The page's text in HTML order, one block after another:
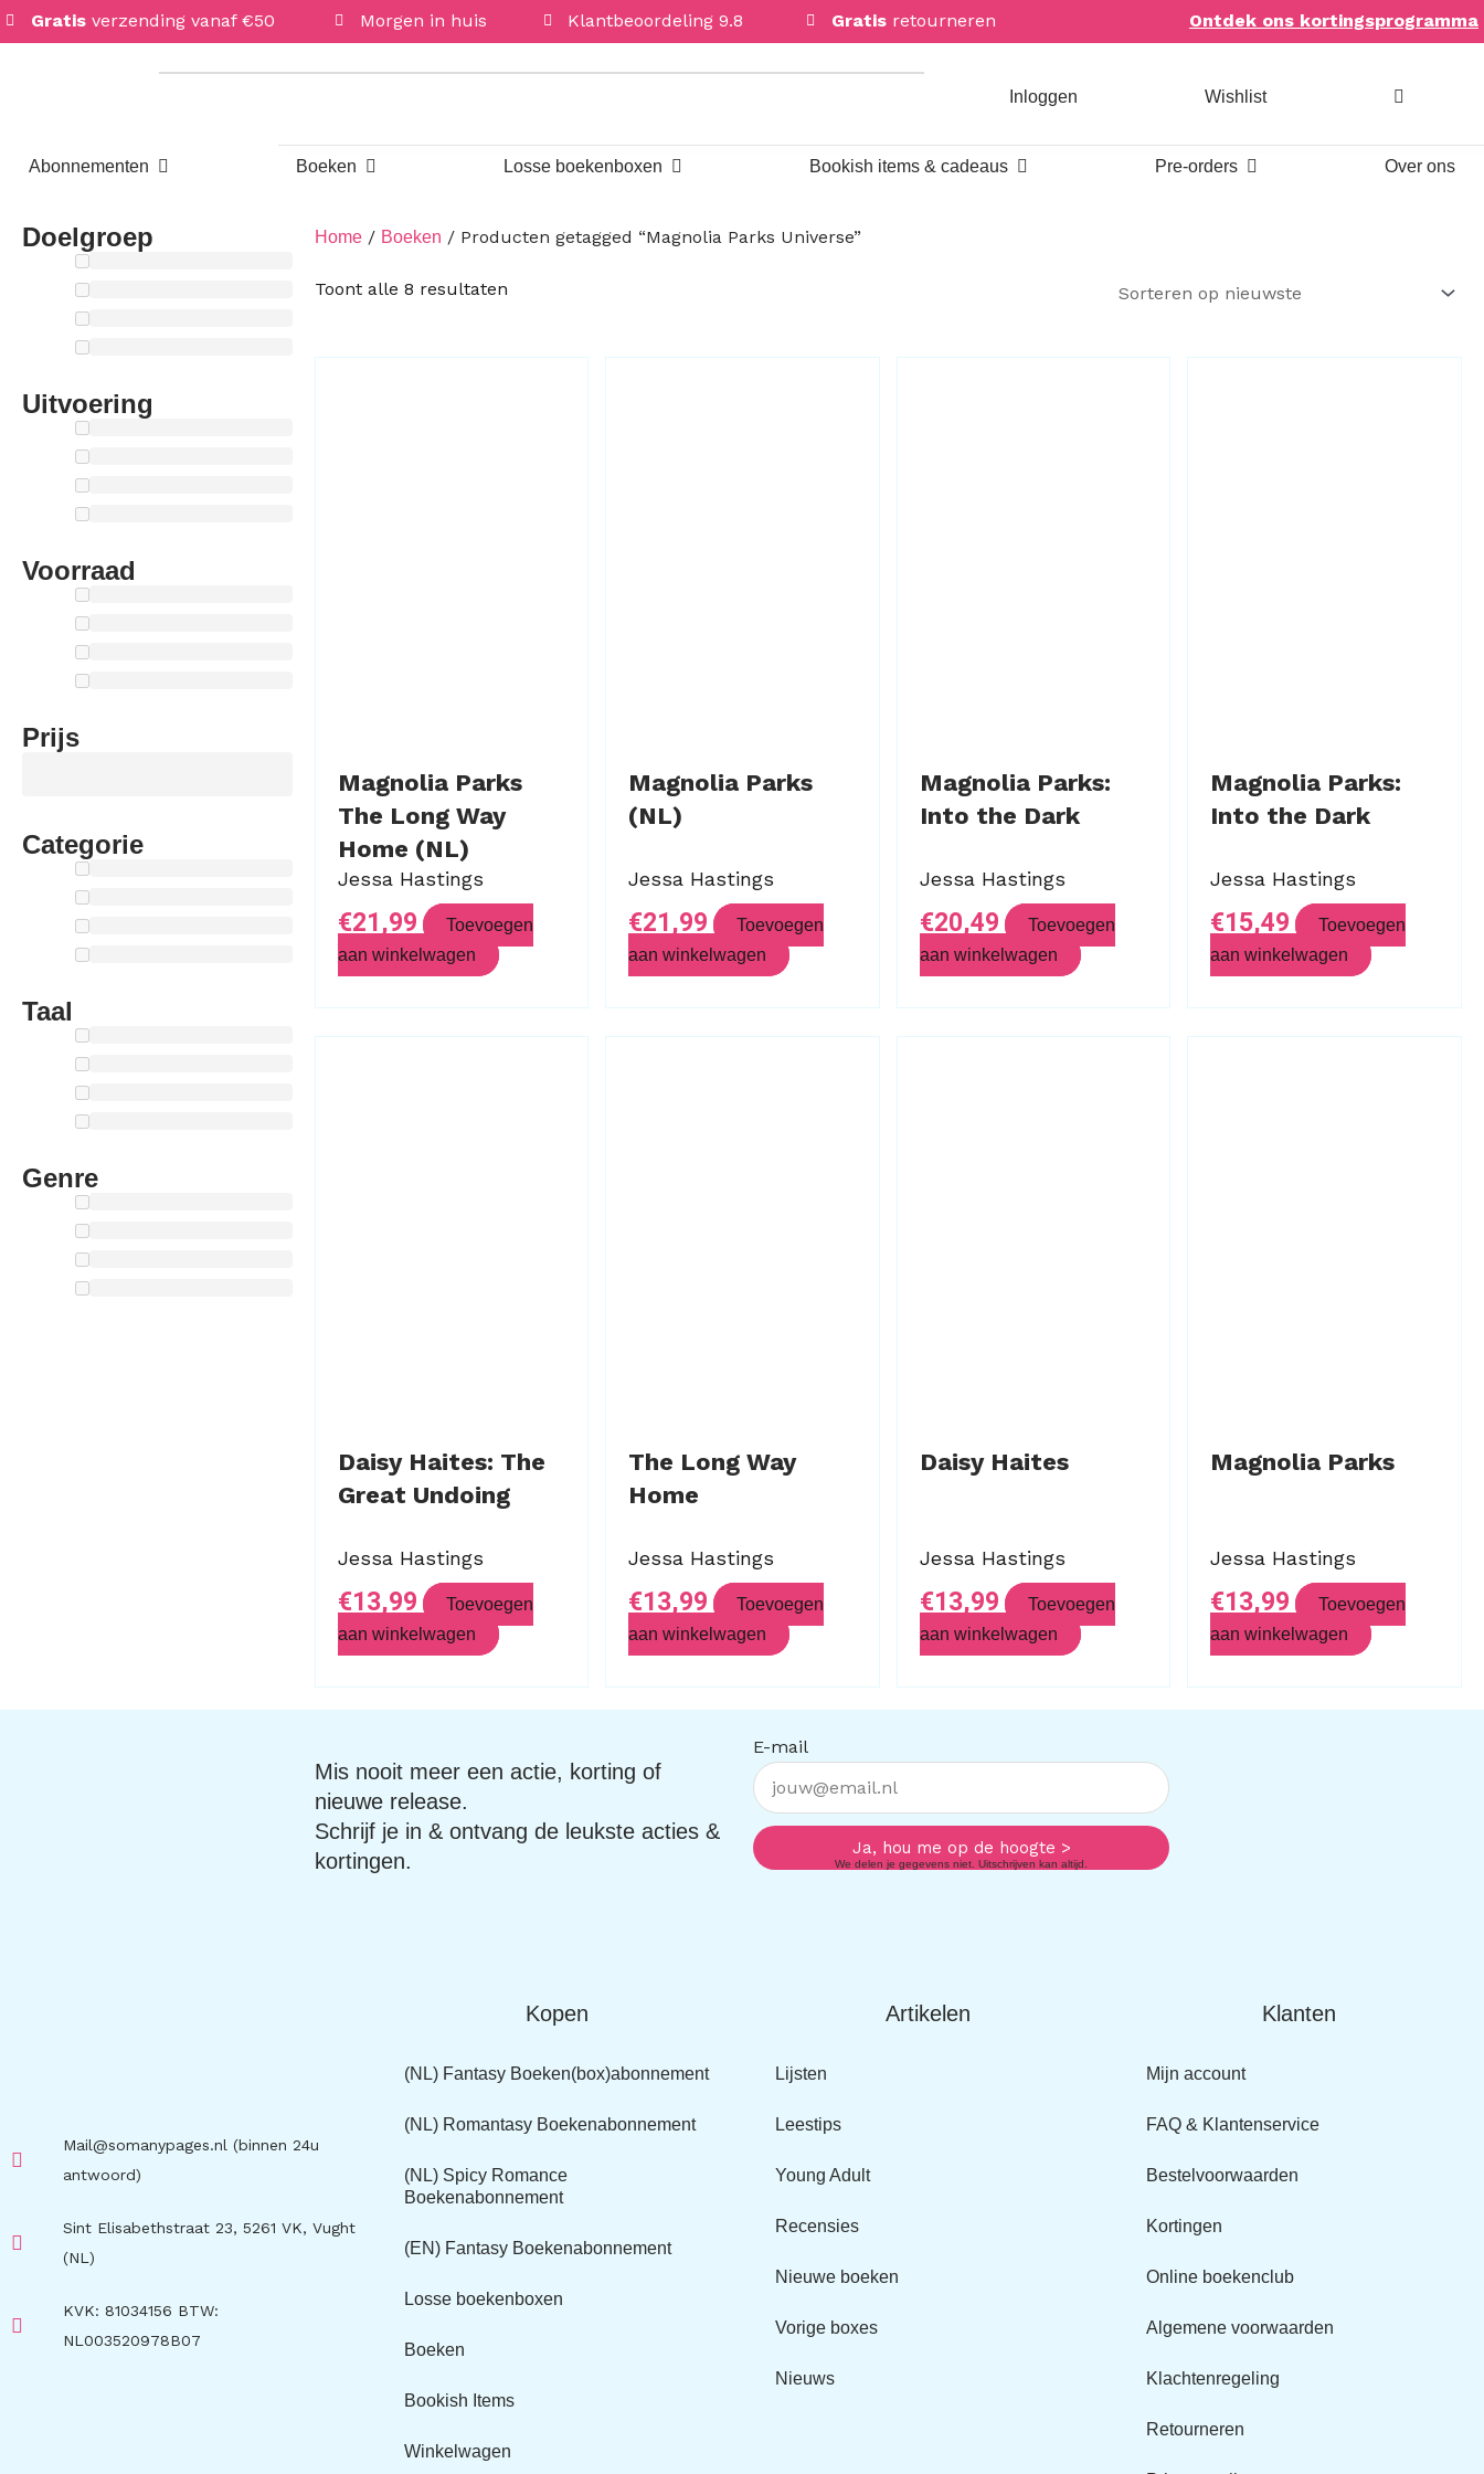
Gratis verzending vanaf €50 Morgen in huis Klantbeoordeling 9.8 Gratis retourneren Ontdek ons kortingsprogramma
Inloggen Wishlist
Abonnementen Open AbonnementenBoeken Open Boeken Losse boekenboxen Open Losse boekenboxenBookish items & cadeaus Open Bookish items & cadeaus
Pre-orders Open Pre-orders Over ons
Doelgroep
Uitvoering
Voorraad
Prijs
Categorie
Taal
Genre
Home/ Boeken / Producten getagged “Magnolia Parks Universe”
Toont alle 8 resultatenGesorteerd
Magnolia Parks
The Long Way
Home (NL)
Jessa Hastings
€21,99
Toevoegen
aan winkelwagen
Magnolia Parks
(NL)
Jessa Hastings
€21,99
Toevoegen
aan winkelwagen
Magnolia Parks:
Into the Dark
Jessa Hastings
€20,49
Toevoegen
aan winkelwagen
Magnolia Parks:
Into the Dark
Jessa Hastings
€15,49
Toevoegen
aan winkelwagen
Daisy Haites: The
Great Undoing
Jessa Hastings
€13,99
Toevoegen
aan winkelwagen
The Long Way
Home
Jessa Hastings
€13,99
Toevoegen
aan winkelwagen
Daisy Haites
Jessa Hastings
€13,99
Toevoegen
aan winkelwagen
Magnolia Parks
Jessa Hastings
€13,99
Toevoegen
aan winkelwagen
Mis nooit meer een actie, korting of
nieuwe release.
Schrijf je in & ontvang de leukste acties &
kortingen.
E-mail
Ja, hou me op de hoogte >
We delen je gegevens niet. Uitschrijven kan altijd.
Mail@somanypages.nl (binnen 24u
antwoord)
Sint Elisabethstraat 23, 5261 VK, Vught
(NL)
KVK: 81034156 BTW:
NL003520978B07
Kopen
(NL) Fantasy Boeken(box)abonnement
(NL) Romantasy Boekenabonnement
(NL) Spicy Romance
Boekenabonnement
(EN) Fantasy Boekenabonnement
Losse boekenboxen
Boeken
Bookish Items
Winkelwagen
Artikelen
Lijsten
Leestips
Young Adult
Recensies
Nieuwe boeken
Vorige boxes
Nieuws
Klanten
Mijn account
FAQ & Klantenservice
Bestelvoorwaarden
Kortingen
Online boekenclub
Algemene voorwaarden
Klachtenregeling
Retourneren